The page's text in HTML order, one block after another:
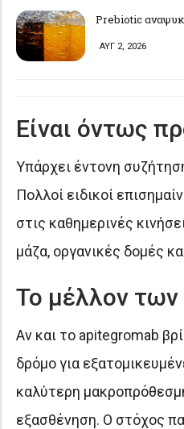
Prebiotic
ΑΥΓ 2, 2026
Είναι όντως
Υπάρχει έντονη
Πολλοί ειδικοί
στις καθημερινές
μάζα, οργανικές δομές
Το μέλλον των
Αν και το apitegromab
δρόμο για
καλύτερη
εξασθένηση. Ο στόχος